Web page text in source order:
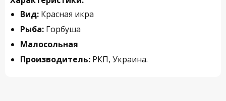
Вид: Красная икра
Рыба: Горбуша
Малосольная
Производитель: РКП, Украина.